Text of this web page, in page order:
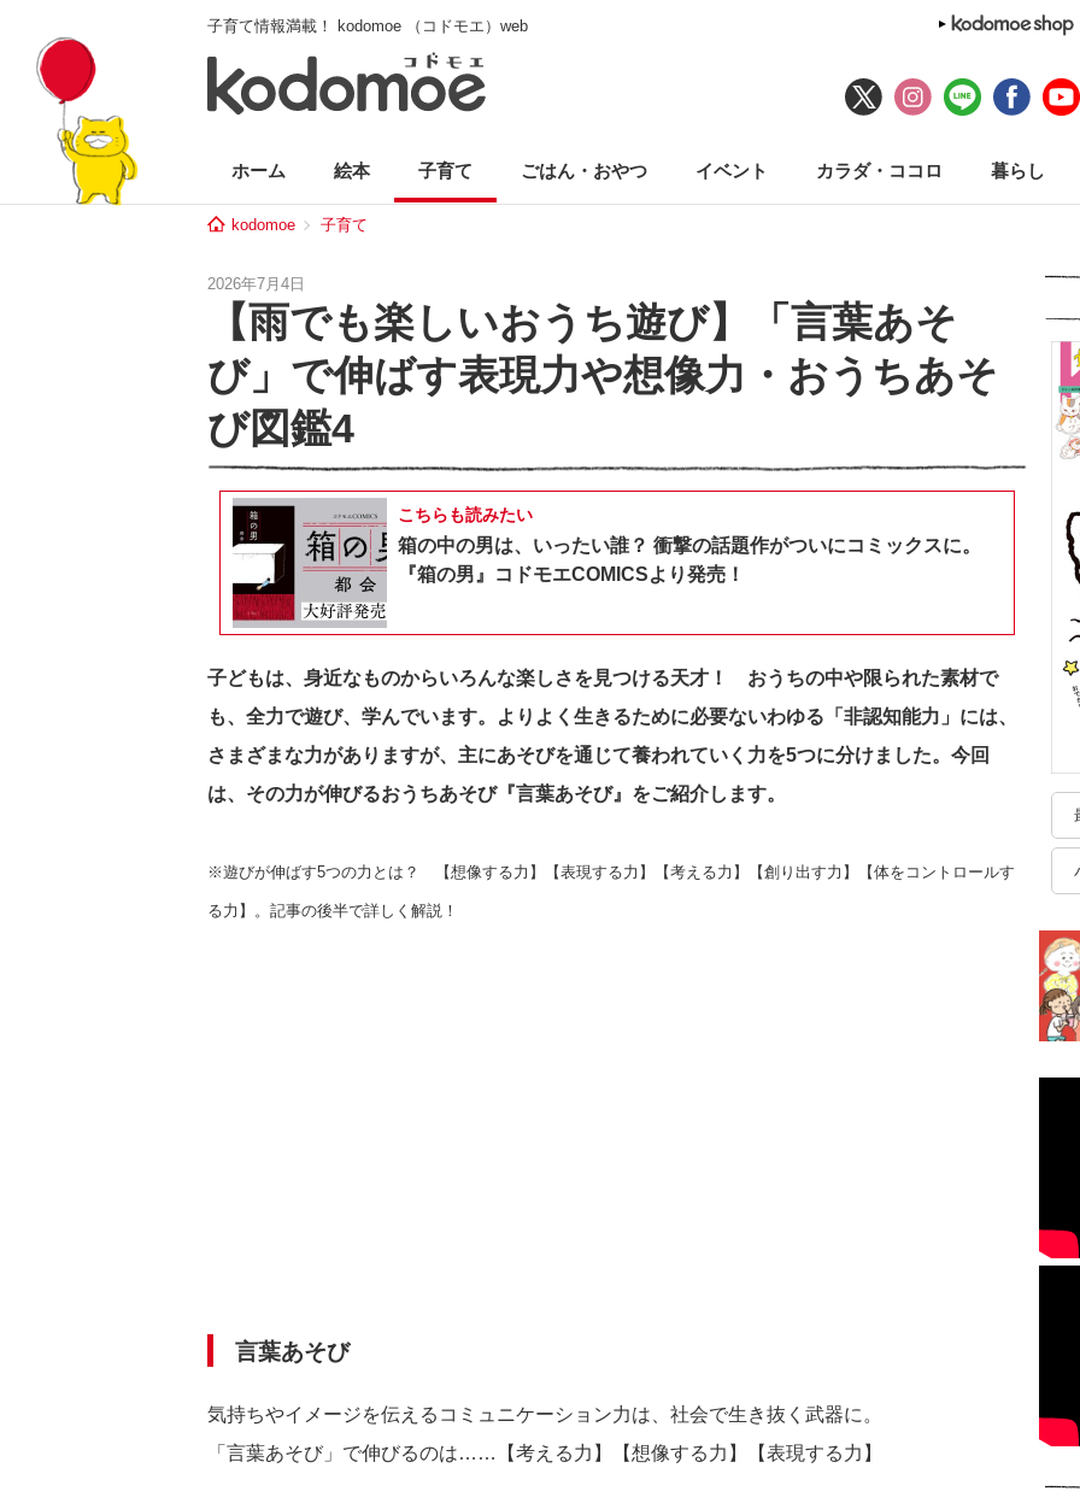
子育て情報満載！ kodomoe （コドモエ）web
ホーム 絵本 子育て ごはん・おやつ イベント カラダ・ココロ 暮らし
kodomoe 子育て
2026年7月4日
【雨でも楽しいおうち遊び】「言葉あそ
び」で伸ばす表現力や想像力・おうちあそ
び図鑑4
こちらも読みたい
箱の中の男は、いったい誰？ 衝撃の話題作がついにコミックスに。
『箱の男』コドモエCOMICSより発売！
子どもは、身近なものからいろんな楽しさを見つける天才！ おうちの中や限られた素材で
も、全力で遊び、学んでいます。よりよく生きるために必要ないわゆる「非認知能力」には、
さまざまな力がありますが、主にあそびを通じて養われていく力を5つに分けました。今回
は、その力が伸びるおうちあそび『言葉あそび』をご紹介します。
※遊びが伸ばす5つの力とは？ 【想像する力】【表現する力】【考える力】【創り出す力】【体をコントロールす
る力】。記事の後半で詳しく解説！
言葉あそび
気持ちやイメージを伝えるコミュニケーション力は、社会で生き抜く武器に。
「言葉あそび」で伸びるのは……【考える力】【想像する力】【表現する力】